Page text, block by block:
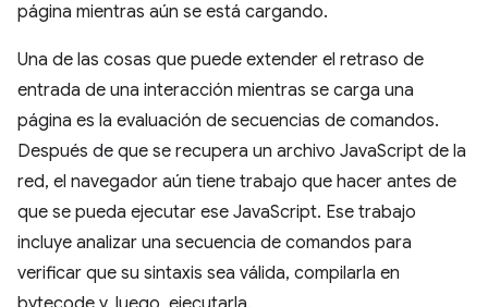
página mientras aún se está cargando.
Una de las cosas que puede extender el retraso de
entrada de una interacción mientras se carga una
página es la evaluación de secuencias de comandos.
Después de que se recupera un archivo JavaScript de la
red, el navegador aún tiene trabajo que hacer antes de
que se pueda ejecutar ese JavaScript. Ese trabajo
incluye analizar una secuencia de comandos para
verificar que su sintaxis sea válida, compilarla en